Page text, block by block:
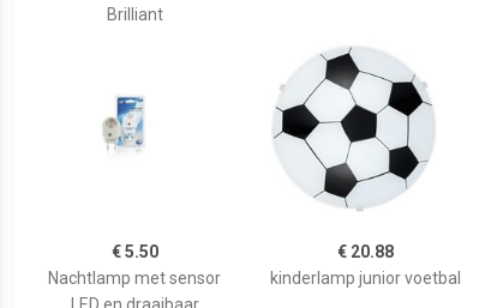
Brilliant
€ 5.50
Nachtlamp met sensor
€ 20.88
kinderlamp junior voetbal